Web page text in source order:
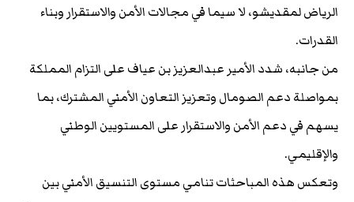
الرياض لمقديشو، لا سيما في مجالات الأمن والاستقرار وبناء
القدرات.
من جانبه، شدد الأمير عبدالعزيز بن عياف على التزام المملكة
بمواصلة دعم الصومال وتعزيز التعاون الأمني المشترك، بما
يسهم في دعم الأمن والاستقرار على المستويين الوطني
والإقليمي.
وتعكس هذه المباحثات تنامي مستوى التنسيق الأمني بين